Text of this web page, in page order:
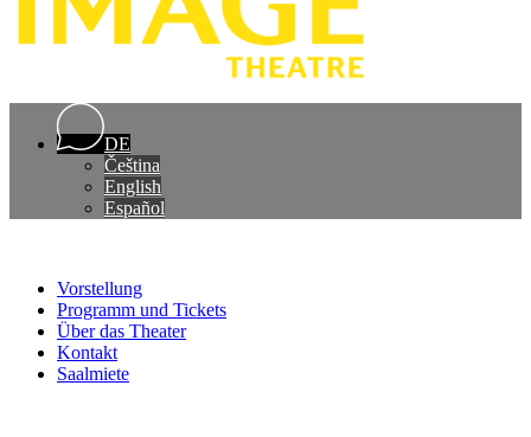
DE
Čeština
English
Español
Vorstellung
Programm und Tickets
Über das Theater
Kontakt
Saalmiete